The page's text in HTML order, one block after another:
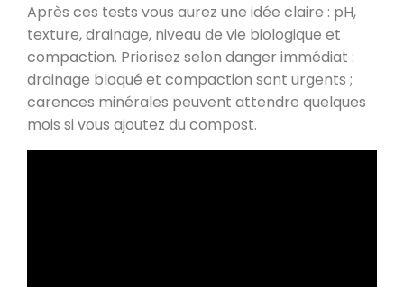
Après ces tests vous aurez une idée claire : pH,
texture, drainage, niveau de vie biologique et
compaction. Priorisez selon danger immédiat :
drainage bloqué et compaction sont urgents ;
carences minérales peuvent attendre quelques
mois si vous ajoutez du compost.